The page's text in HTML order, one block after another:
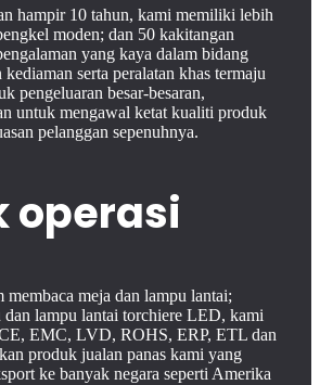
hampir 10 tahun, kami memiliki lebih
moden; dan 50 kakitangan
yang kaya dalam bidang
serta peralatan khas termaju
pengeluaran besar-besaran,
untuk mengawal ketat kualiti produk
pelanggan sepenuhnya.
operasi
membaca meja dan lampu lantai;
dan lampu lantai torchiere LED, kami
EMC, LVD, ROHS, ERP, ETL dan
produk jualan panas kami yang
ke banyak negara seperti Amerika